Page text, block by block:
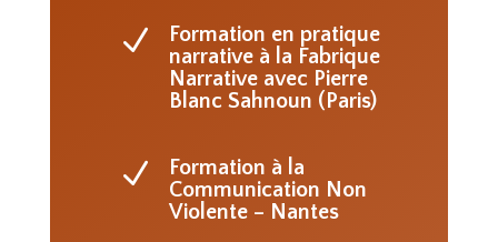
N
Formation en pratique
narrative à la Fabrique
Narrative avec Pierre
Blanc Sahnoun (Paris)
N
Formation à la
Communication Non
Violente – Nantes